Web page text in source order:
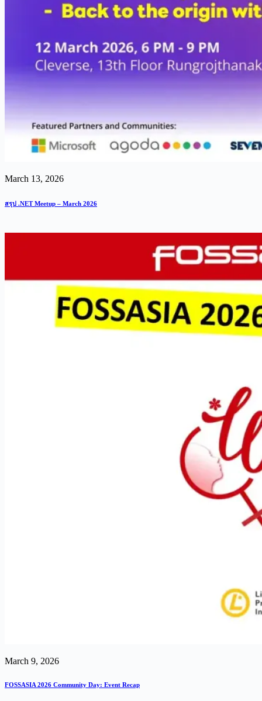
March 13, 2026
สรุป .NET Meetup – March 2026
March 9, 2026
FOSSASIA 2026 Community Day: Event Recap